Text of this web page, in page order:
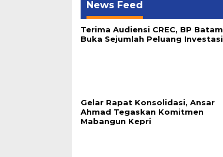
News Feed
Terima Audiensi CREC, BP Batam
Buka Sejumlah Peluang Investasi
Gelar Rapat Konsolidasi, Ansar
Ahmad Tegaskan Komitmen
Mabangun Kepri